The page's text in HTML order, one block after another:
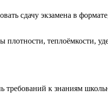
сдачу экзамена в
теплоёмкости,
к знаниям